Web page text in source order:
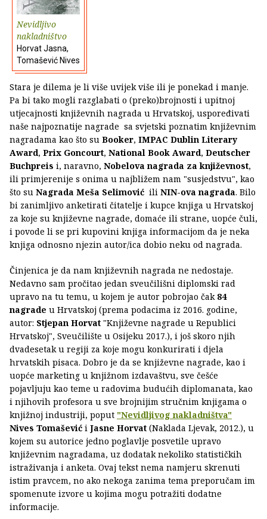
Nevidljivo
nakladništvo
Horvat Jasna,
Tomašević Nives
Stara je dilema je li više uvijek više ili je ponekad i manje.
Pa bi tako mogli razglabati o (preko)brojnosti i upitnoj
utjecajnosti književnih nagrada u Hrvatskoj, uspoređivati
naše najpoznatije nagrade sa svjetski poznatim književnim
nagradama kao što su Booker, IMPAC Dublin Literary
Award, Prix Goncourt, National Book Award, Deutscher
Buchpreis i, naravno, Nobelova nagrada za književnost,
ili primjerenije s onima u najbližem nam "susjedstvu", kao
što su Nagrada Meša Selimović ili NIN-ova nagrada. Bilo
bi zanimljivo anketirati čitatelje i kupce knjiga u Hrvatskoj
za koje su književne nagrade, domaće ili strane, uopće čuli,
i povode li se pri kupovini knjiga informacijom da je neka
knjiga odnosno njezin autor/ica dobio neku od nagrada.
Činjenica je da nam književnih nagrada ne nedostaje.
Nedavno sam pročitao jedan sveučilišni diplomski rad
upravo na tu temu, u kojem je autor pobrojao čak 84
nagrade u Hrvatskoj (prema podacima iz 2016. godine,
autor: Stjepan Horvat "Književne nagrade u Republici
Hrvatskoj", Sveučilište u Osijeku 2017.), i još skoro njih
dvadesetak u regiji za koje mogu konkurirati i djela
hrvatskih pisaca. Dobro je da se književne nagrade, kao i
uopće marketing u knjižnom izdavaštvu, sve češće
pojavljuju kao teme u radovima budućih diplomanata, kao
i njihovih profesora u sve brojnijim stručnim knjigama o
knjižnoj industriji, poput "Nevidljivog nakladništva"
Nives Tomašević i Jasne Horvat (Naklada Ljevak, 2012.), u
kojem su autorice jedno poglavlje posvetile upravo
književnim nagradama, uz dodatak nekoliko statističkih
istraživanja i anketa. Ovaj tekst nema namjeru skrenuti
istim pravcem, no ako nekoga zanima tema preporučam im
spomenute izvore u kojima mogu potražiti dodatne
informacije.